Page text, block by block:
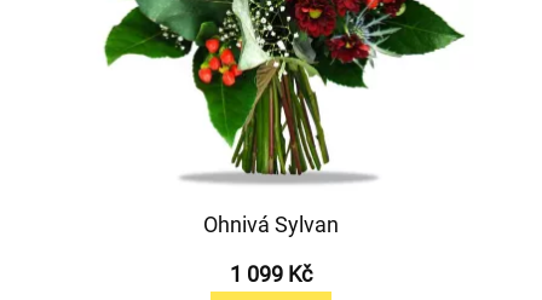
Ohnivá Sylvan
1 099 Kč